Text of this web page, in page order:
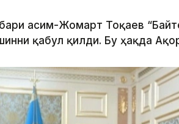
Қасим-Жомарт Тоқаев
қабул қилди. Бу ҳақда